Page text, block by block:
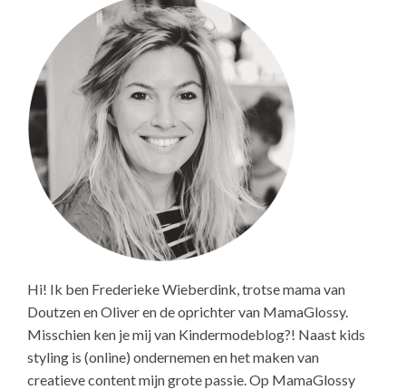
Hi! Ik ben Frederieke Wieberdink, trotse mama van
Doutzen en Oliver en de oprichter van MamaGlossy.
Misschien ken je mij van Kindermodeblog?! Naast kids
styling is (online) ondernemen en het maken van
creatieve content mijn grote passie. Op MamaGlossy